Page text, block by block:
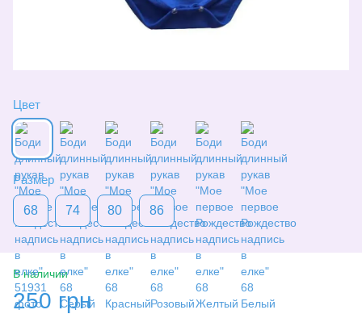
Цвет
Размер
68 74 80 86
В наличии
250 грн